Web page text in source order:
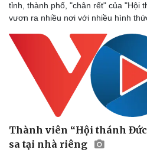
tỉnh, thành phố, "chân rết" của "Hội
vươn ra nhiều nơi với nhiều hình
Thành viên “Hội thánh
sa tại nhà riêng